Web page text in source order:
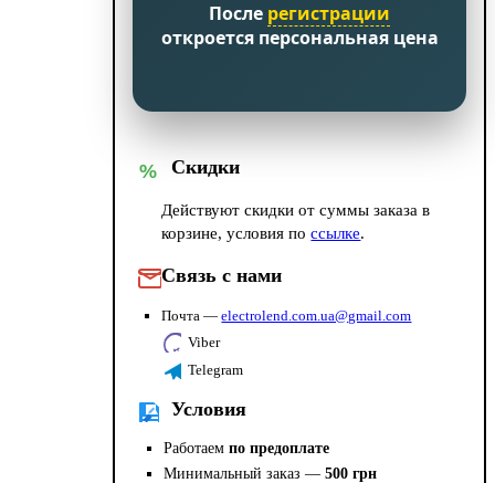
После регистрации
откроется персональная цена
% Скидки
Действуют скидки от суммы заказа в
корзине, условия поссылке.
Связь с нами
Почта —electrolend.com.ua@gmail.com
Viber
Telegram
Условия
Работаемпо предоплате
Минимальный заказ —500 грн